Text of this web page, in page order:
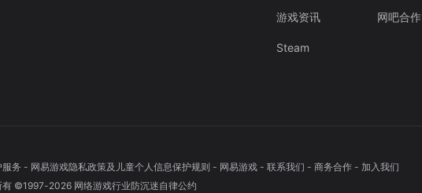
游戏资讯
Steam
网吧合作
务 - 网易游戏隐私政策及儿童个人信息保护规则 - 网易游戏- 联系我们 - 商务合作- 加入我们
有 ©1997-2026 网络游戏行业防沉迷自律公约